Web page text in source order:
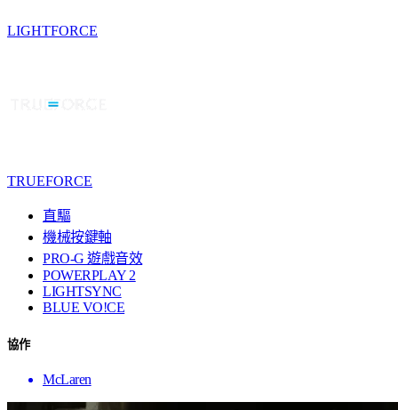
LIGHTFORCE
TRUEFORCE
直驅
機械按鍵軸
PRO-G 遊戲音效
POWERPLAY 2
LIGHTSYNC
BLUE VO!CE
協作
McLaren